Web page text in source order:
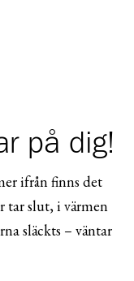
på dig!
ifrån finns det
tar slut, i värmen
släckts – väntar